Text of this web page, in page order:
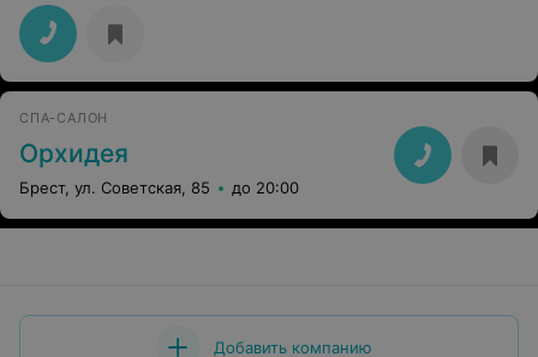
СПА-САЛОН
Орхидея
Брест, ул. Советская, 85 до 20:00
Добавить компанию